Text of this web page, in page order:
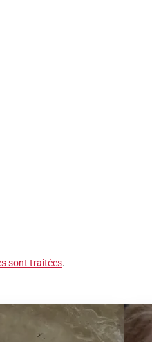
sont traitées.